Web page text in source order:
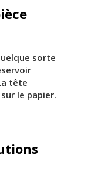
sorte
tête
le papier.